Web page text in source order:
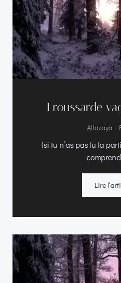
Froussarde
Alfazaya -
(si tu n’as pas lu la
Lire